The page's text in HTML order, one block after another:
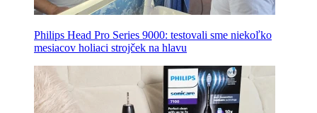
Philips Head Pro Series 9000: testovali sme niekoľko
mesiacov holiaci strojček na hlavu